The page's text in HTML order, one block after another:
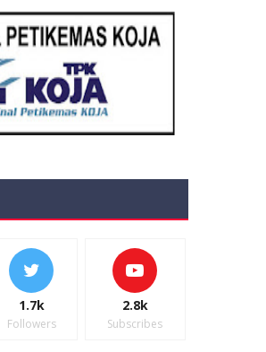
1.7k
Followers
2.8k
Subscribes